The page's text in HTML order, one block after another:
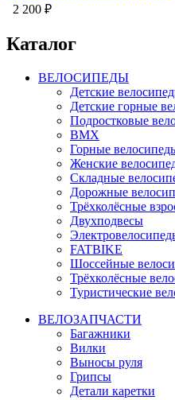
2 200 ₽
Каталог
ВЕЛОСИПЕДЫ
Детские
Детские горные
Подростковые
BMX
Горные
Женские
Складные
Дорожные
Трёхколёсные
Двухподвесы
FATBIKE
Шоссейные
Трёхколёсные
Туристические
ВЕЛОЗАПЧАСТИ
Багажники
Вилки
Выносы руля
Грипсы
Детали каретки